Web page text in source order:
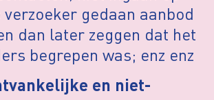
gedaan aanbod
dan later zeggen dat het
begrepen was; enz enz
en niet-